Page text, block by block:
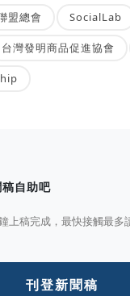
盟總會 SocialLab
台灣發明商品促進協會
自助吧
上稿完成，最快接觸最多
刊登新聞稿